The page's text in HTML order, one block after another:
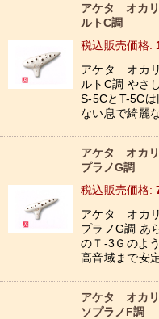
アケタ オカ
ルトC調
税込
:
アケタ オカ
ルトC調 やさ
S-5CとT-5C
ない息で綺麗
アケタ オカ
プラノG調
税込
:
アケタ オカ
プラノG調 あ
のＴ-3Ｇのよ
高音域まで安
アケタ オカ
ソプラノF調